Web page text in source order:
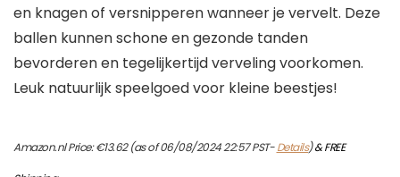
en knagen of versnipperen wanneer je vervelt. Deze
ballen kunnen schone en gezonde tanden
bevorderen en tegelijkertijd verveling voorkomen.
Leuk natuurlijk speelgoed voor kleine beestjes!
Amazon.nl Price:€13.62(as of 06/08/2024 22:57 PST-Details)&FREE